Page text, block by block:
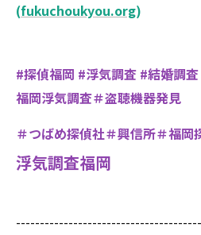
(fukuchoukyou.org)
#探偵福岡 #浮気調査 #結婚調
福岡浮気調査＃盗聴機器発見
＃つばめ探偵社＃興信所＃福岡
浮気調査福岡